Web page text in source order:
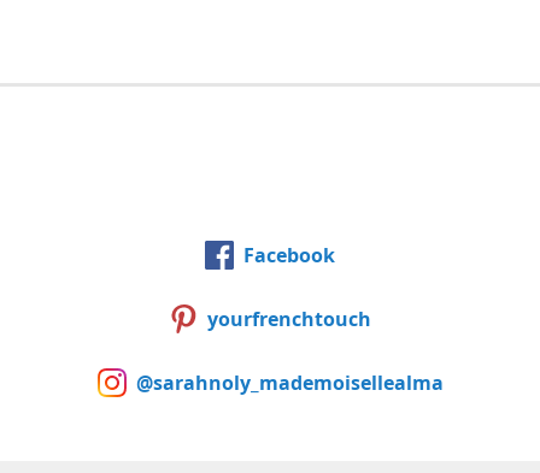
Facebook
yourfrenchtouch
@sarahnoly_mademoisellealma